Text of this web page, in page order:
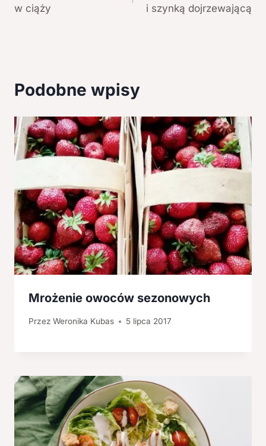
w ciąży
i szynką dojrzewającą
Podobne wpisy
Mrożenie owoców sezonowych
Przez Weronika Kubas 5 lipca 2017